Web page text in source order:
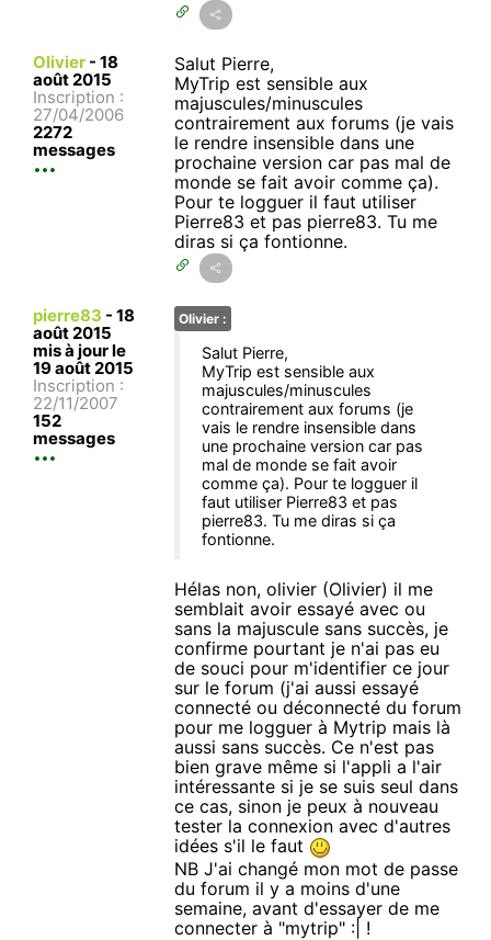
Olivier - 18
août 2015
Inscription :
27/04/2006
2272
messages
Salut Pierre,
MyTrip est sensible aux
majuscules/minuscules
contrairement aux forums (je vais
le rendre insensible dans une
prochaine version car pas mal de
monde se fait avoir comme ça).
Pour te logguer il faut utiliser
Pierre83 et pas pierre83. Tu me
diras si ça fontionne.
pierre83 - 18
août 2015
mis à jour le
19 août 2015
Inscription :
22/11/2007
152
messages
Olivier :
Salut Pierre,
MyTrip est sensible aux
majuscules/minuscules
contrairement aux forums (je
vais le rendre insensible dans
une prochaine version car pas
mal de monde se fait avoir
comme ça). Pour te logguer il
faut utiliser Pierre83 et pas
pierre83. Tu me diras si ça
fontionne.
Hélas non, olivier (Olivier) il me
semblait avoir essayé avec ou
sans la majuscule sans succès, je
confirme pourtant je n'ai pas eu
de souci pour m'identifier ce jour
sur le forum (j'ai aussi essayé
connecté ou déconnecté du forum
pour me logguer à Mytrip mais là
aussi sans succès. Ce n'est pas
bien grave même si l'appli a l'air
intéressante si je se suis seul dans
ce cas, sinon je peux à nouveau
tester la connexion avec d'autres
idées s'il le faut
NB J'ai changé mon mot de passe
du forum il y a moins d'une
semaine, avant d'essayer de me
connecter à "mytrip" :| !